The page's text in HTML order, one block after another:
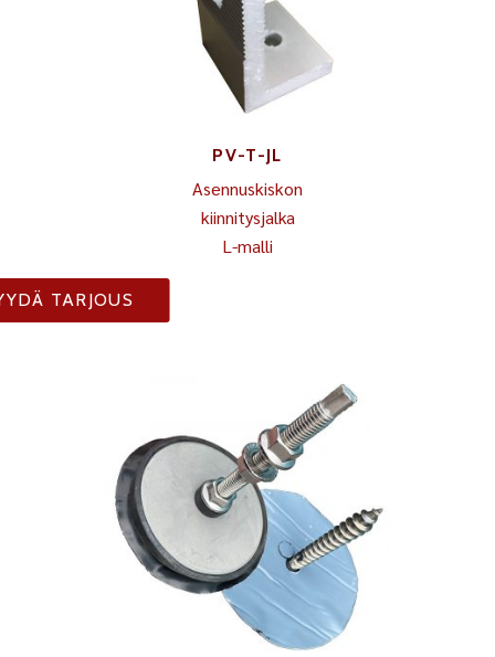
PV-T-JL
Asennuskiskon
kiinnitysjalka
L-malli
TARJOUS